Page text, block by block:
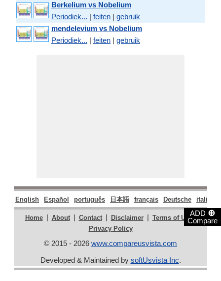
ADD ⊕
Compare
Berkelium vs Nobelium
Periodiek... | feiten | gebruik
mendelevium vs Nobelium
Periodiek... | feiten | gebruik
English Español português 日本語 français Deutsche italiano
Home | About | Contact | Disclaimer | Terms of Use |
Privacy Policy
© 2015 - 2026 www.compareusvista.com
Developed & Maintained by softUsvista Inc.